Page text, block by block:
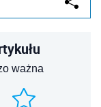
ważna